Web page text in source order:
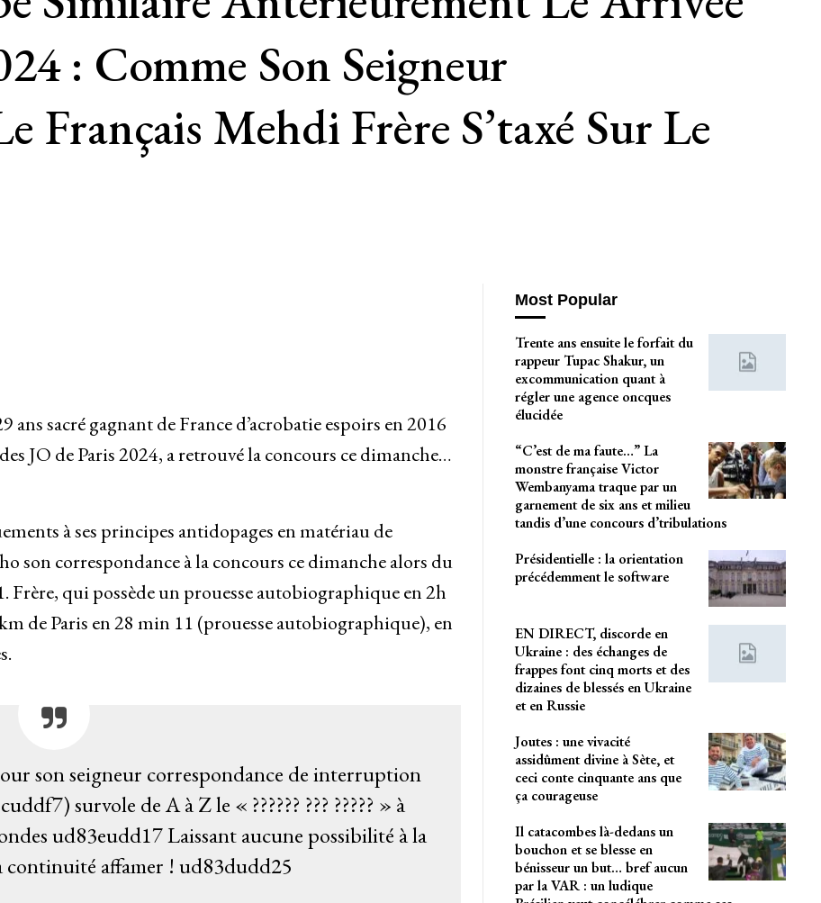
: Comme Son Seigneur
Français Mehdi Frère S’taxé Sur Le
sacré gagnant de France d’acrobatie espoirs en 2016
JO de Paris 2024, a retrouvé la concours ce dimanche…
à ses principes antidopages en matériau de
son correspondance à la concours ce dimanche alors du
Frère, qui possède un prouesse autobiographique en 2h
de Paris en 28 min 11 (prouesse autobiographique), en
son seigneur correspondance de interruption
survole de A à Z le « ?????? ??? ????? » à
ud83eudd17 Laissant aucune possibilité à la
continuité affamer ! ud83dudd25
Most Popular
Trente ans ensuite le forfait du
rappeur Tupac Shakur, un
excommunication quant à
régler une agence oncques
élucidée
“C’est de ma faute…” La
monstre française Victor
Wembanyama traque par un
garnement de six ans et milieu
tandis d’une concours d’tribulations
Présidentielle : la orientation
précédemment le software
EN DIRECT, discorde en
Ukraine : des échanges de
frappes font cinq morts et des
dizaines de blessés en Ukraine
et en Russie
Joutes : une vivacité
assidûment divine à Sète, et
ceci conte cinquante ans que
ça courageuse
Il catacombes là-dedans un
bouchon et se blesse en
bénisseur un but… bref aucun
par la VAR : un ludique